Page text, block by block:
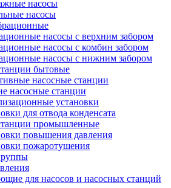
насосы
насосы
насосы с верхним забором
насосы с комбин забором
насосы с нижним забором
бытовые
насосные станции
насосные станции
установки
для отвода конденсата
промышленные
повышения давления
пожаротушения
для насосов и насосных станций